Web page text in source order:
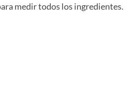
medir todos los ingredientes.